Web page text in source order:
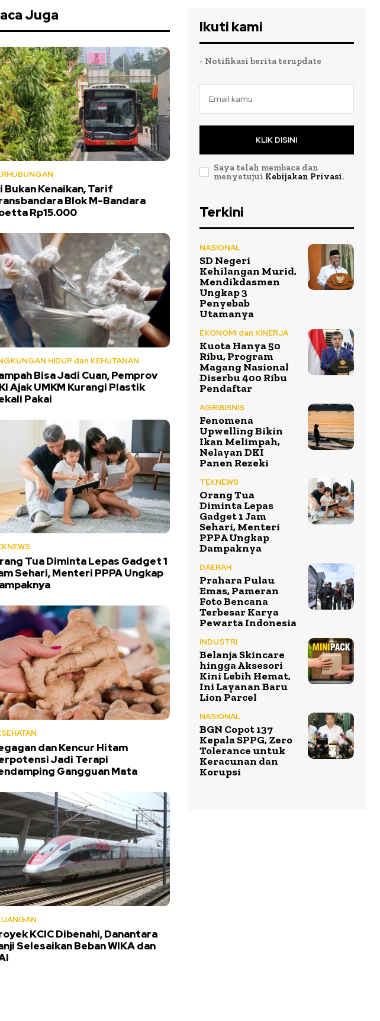
Juga
Bukan Kenaikan, Tarif
Blok M-Bandara
Rp15.000
HIDUP dan KEHUTANAN
Bisa Jadi Cuan, Pemprov
Ajak UMKM Kurangi Plastik
Pakai
Tua Diminta Lepas Gadget 1
Sehari, Menteri PPPA Ungkap
dan Kencur Hitam
Jadi Terapi
Gangguan Mata
KCIC Dibenahi, Danantara
Selesaikan Beban WIKA dan
Ikuti kami
- Notifikasi berita terupdate
KLIK DISINI
Saya telah membaca dan
menyetujui Kebijakan Privasi.
Terkini
NASIONAL
SD Negeri
Kehilangan Murid,
Mendikdasmen
Ungkap 3
Penyebab
Utamanya
EKONOMI dan KINERJA
Kuota Hanya 50
Ribu, Program
Magang Nasional
Diserbu 400 Ribu
Pendaftar
AGRIBISNIS
Fenomena
Upwelling Bikin
Ikan Melimpah,
Nelayan DKI
Panen Rezeki
TEKNEWS
Orang Tua
Diminta Lepas
Gadget 1 Jam
Sehari, Menteri
PPPA Ungkap
Dampaknya
DAERAH
Prahara Pulau
Emas, Pameran
Foto Bencana
Terbesar Karya
Pewarta Indonesia
INDUSTRI
Belanja Skincare
hingga Aksesori
Kini Lebih Hemat,
Ini Layanan Baru
Lion Parcel
NASIONAL
BGN Copot 137
Kepala SPPG, Zero
Tolerance untuk
Keracunan dan
Korupsi